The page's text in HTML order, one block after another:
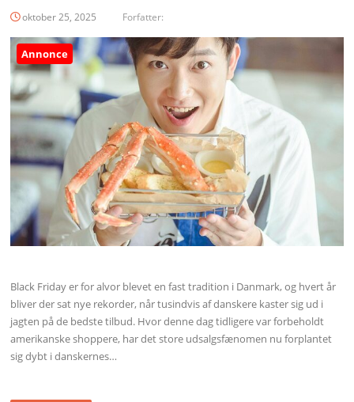
oktober 25, 2025 Forfatter:
Annonce
Black Friday er for alvor blevet en fast tradition i Danmark, og hvert år
bliver der sat nye rekorder, når tusindvis af danskere kaster sig ud i
jagten på de bedste tilbud. Hvor denne dag tidligere var forbeholdt
amerikanske shoppere, har det store udsalgsfænomen nu forplantet
sig dybt i danskernes…